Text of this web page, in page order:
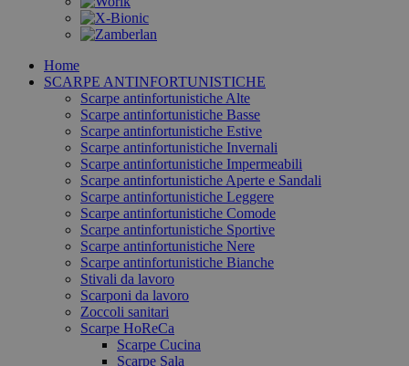
Home
SCARPE ANTINFORTUNISTICHE
Scarpe antinfortunistiche Alte
Scarpe antinfortunistiche Basse
Scarpe antinfortunistiche Estive
Scarpe antinfortunistiche Invernali
Scarpe antinfortunistiche Impermeabili
Scarpe antinfortunistiche Aperte e Sandali
Scarpe antinfortunistiche Leggere
Scarpe antinfortunistiche Comode
Scarpe antinfortunistiche Sportive
Scarpe antinfortunistiche Nere
Scarpe antinfortunistiche Bianche
Stivali da lavoro
Scarponi da lavoro
Zoccoli sanitari
Scarpe HoReCa
Scarpe Cucina
Scarpe Sala